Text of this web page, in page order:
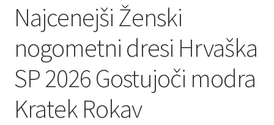
Najcenejši Ženski
nogometni dresi Hrvaška
SP 2026 Gostujoči modra
Kratek Rokav